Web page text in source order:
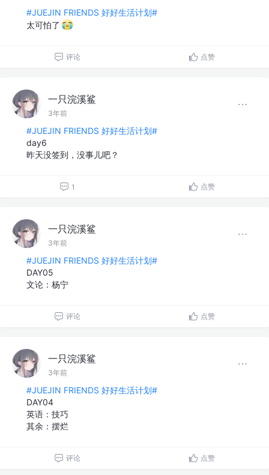
#JUEJIN FRIENDS 好好生活计划#
太可怕了
评论 点赞
一只浣溪鲨
3年前
#JUEJIN FRIENDS 好好生活计划#
day6
昨天没签到，没事儿吧？
1 点赞
一只浣溪鲨
3年前
#JUEJIN FRIENDS 好好生活计划#
DAY05
文论：杨宁
评论 点赞
一只浣溪鲨
3年前
#JUEJIN FRIENDS 好好生活计划#
DAY04
英语：技巧
其余：摆烂
评论 点赞